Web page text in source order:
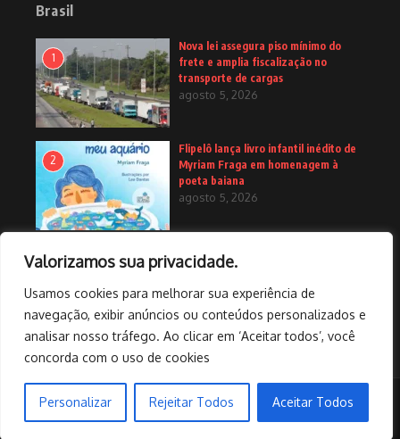
Valorizamos sua privacidade.
Usamos cookies para melhorar sua experiência de
navegação, exibir anúncios ou conteúdos personalizados e
analisar nosso tráfego. Ao clicar em ‘Aceitar todos’, você
concorda com o uso de cookies
Personalizar Rejeitar Todos Aceitar Todos
Brasil
1
Nova lei assegura piso mínimo do
frete e amplia fiscalização no
transporte de cargas
agosto 5, 2026
2
Flipelô lança livro infantil inédito de
Myriam Fraga em homenagem à
poeta baiana
agosto 5, 2026
3
Nova lei impõe critérios para
recursos e deve diminuir processos
agosto 4, 2026
Copyright © 2026 | Desenvolvido por Revista de Notícias X